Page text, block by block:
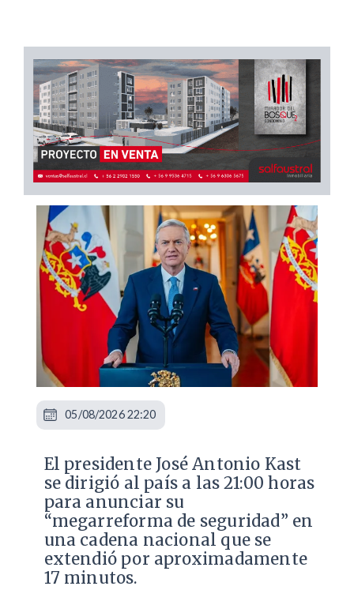
El presidente José Antonio Kast
se dirigió al país a las 21:00 horas
para anunciar su
“megarreforma de seguridad” en
una cadena nacional que se
extendió por aproximadamente
17 minutos.
05/08/2026 22:20